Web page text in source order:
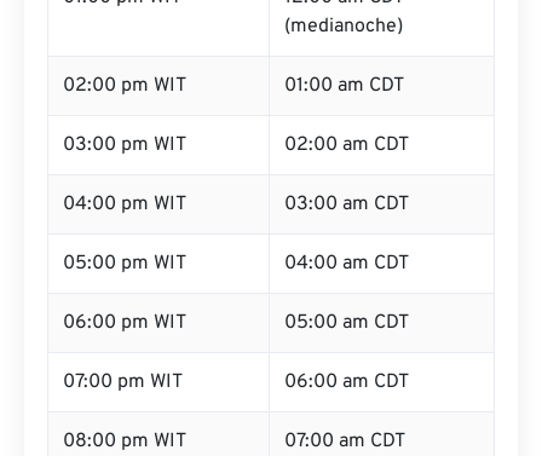
(medianoche)
02:00 pm WIT 01:00 am CDT
03:00 pm WIT 02:00 am CDT
04:00 pm WIT 03:00 am CDT
05:00 pm WIT 04:00 am CDT
06:00 pm WIT 05:00 am CDT
07:00 pm WIT 06:00 am CDT
08:00 pm WIT 07:00 am CDT